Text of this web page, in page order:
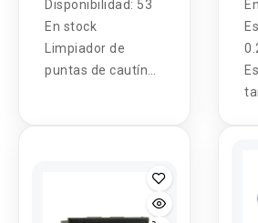
Disponibilidad: 53
En stock
Limpiador de
puntas de cautín